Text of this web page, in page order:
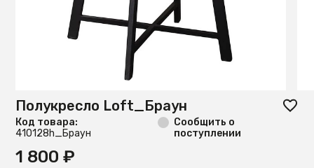
Полукресло Loft_Браун
Код товара:
410128h_Браун
Сообщить о
поступлении
1 800 ₽